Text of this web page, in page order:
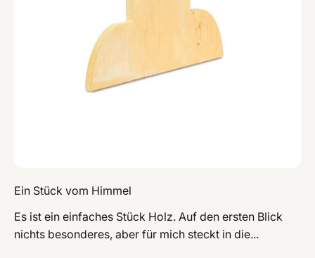
Ein Stück vom Himmel
Es ist ein einfaches Stück Holz. Auf den ersten Blick
nichts besonderes, aber für mich steckt in die...